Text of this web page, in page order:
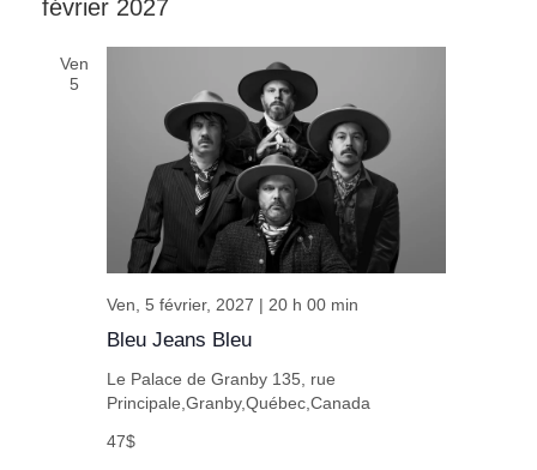
février 2027
Ven
5
Bleu Jeans Bleu
Ven, 5 février, 2027 | 20 h 00 min
Le Palace de Granby 135, rue
Principale,Granby,Québec,Canada
47$